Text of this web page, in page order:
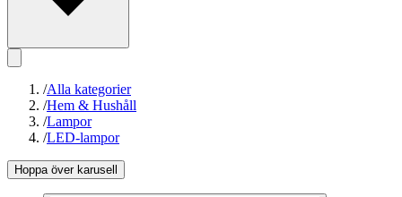
/Alla kategorier
/Hem & Hushåll
/Lampor
/LED-lampor
Hoppa över karusell